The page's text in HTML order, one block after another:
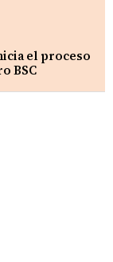
el proceso
BSC